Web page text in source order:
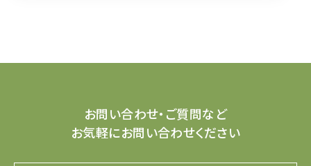
お問い合わせ・ご質問など
お気軽にお問い合わせください